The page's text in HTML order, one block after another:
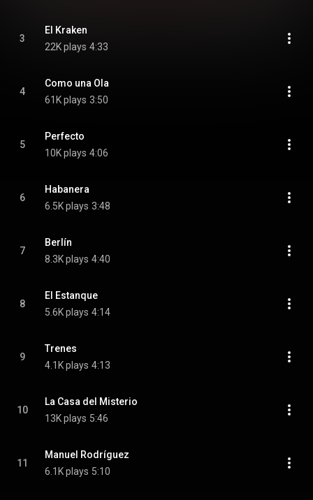
3
El Kraken
22K plays 4:33
4
Como una Ola
61K plays 3:50
5
Perfecto
10K plays 4:06
6
Habanera
6.5K plays 3:48
7
Berlín
8.3K plays 4:40
8
El Estanque
5.6K plays 4:14
9
Trenes
4.1K plays 4:13
10
La Casa del Misterio
13K plays 5:46
11
Manuel Rodríguez
6.1K plays 5:10